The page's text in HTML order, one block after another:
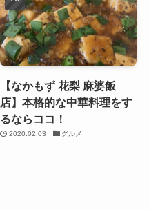
【なかもず 花梨 麻婆飯
店】本格的な中華料理をす
るならココ！
2020.02.03 グルメ